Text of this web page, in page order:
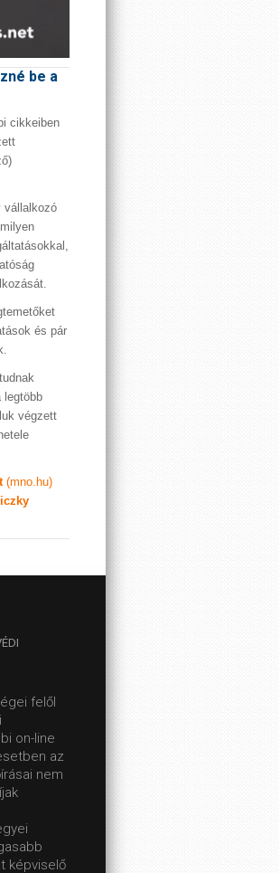
be a
cikkeiben
vállalkozó
és pár
legtöbb
végzett
(mno.hu)
felől
on-line
az
nem
képviselő